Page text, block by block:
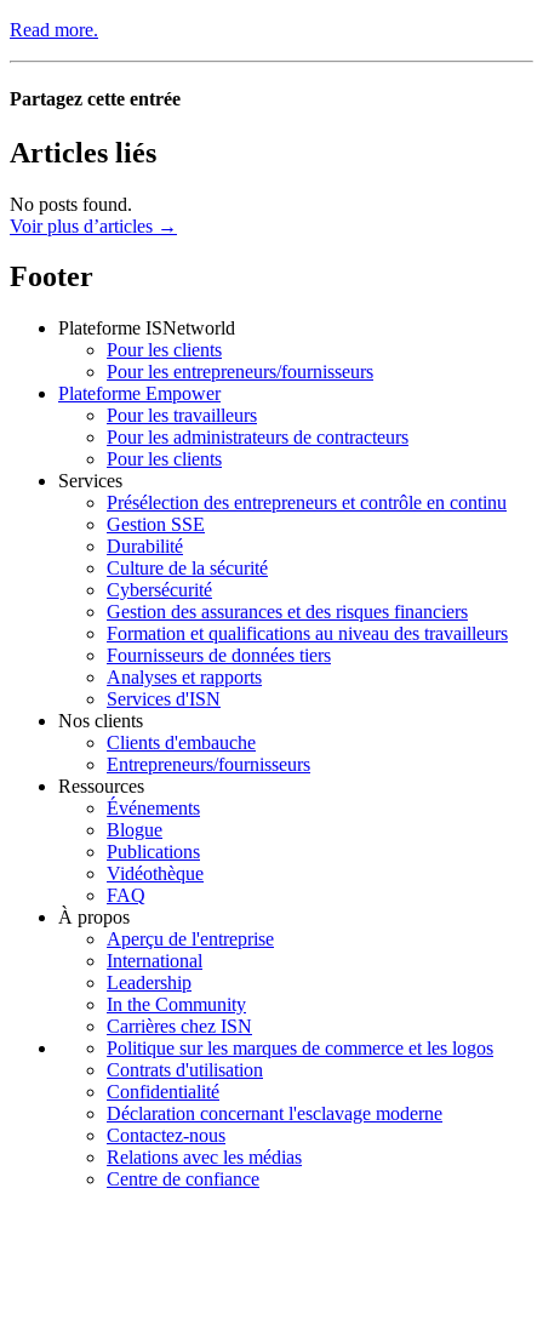
Read more.
Partagez cette entrée
Articles liés
No posts found.
Voir plus d’articles →
Footer
Plateforme ISNetworld
Pour les clients
Pour les entrepreneurs/fournisseurs
Plateforme Empower
Pour les travailleurs
Pour les administrateurs de contracteurs
Pour les clients
Services
Présélection des entrepreneurs et contrôle en continu
Gestion SSE
Durabilité
Culture de la sécurité
Cybersécurité
Gestion des assurances et des risques financiers
Formation et qualifications au niveau des travailleurs
Fournisseurs de données tiers
Analyses et rapports
Services d'ISN
Nos clients
Clients d'embauche
Entrepreneurs/fournisseurs
Ressources
Événements
Blogue
Publications
Vidéothèque
FAQ
À propos
Aperçu de l'entreprise
International
Leadership
In the Community
Carrières chez ISN
Politique sur les marques de commerce et les logos
Contrats d'utilisation
Confidentialité
Déclaration concernant l'esclavage moderne
Contactez-nous
Relations avec les médias
Centre de confiance